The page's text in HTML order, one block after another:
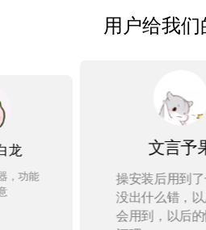
用户给我们
龙
，功能
文言予
操安装后用到了
没出什么错，
会用到，以后